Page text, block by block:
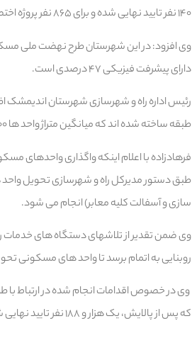
۱۴۰ نفر تایید نهایی شده و برای ۸۶۵ نفر پروژه اختصاص یافته است.
دارای پیشرفت فیزیکی ۴۷ درصدی است.
طبقه ساخته شده اند که میانگین متراژ واحد ها ۱۰۰ متر مربع است.
فرهادزاده با اعلام اینکه واگذاری واحدهای
طبق دستور مدیرکل راه و شهرسازی تحویل واحد
سازی و آسفالت کلیه معابر) انجام می شود.
وی ضمن تقدیر از تلاشهای دستگاه های خدمات
روبنایی به اتمام برسد تا واحد های مسکونی
که پس از پالایش، یک هزار و ۱۸۸ نفر تایید نهایی شده اند که در حال تامین زمین مناسب زمین جهت واگذاری به متقاضیان هستیم.